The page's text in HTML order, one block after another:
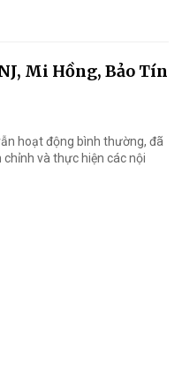
Mi Hồng, Bảo Tín
hoạt động bình thường, đã
và thực hiện các nội